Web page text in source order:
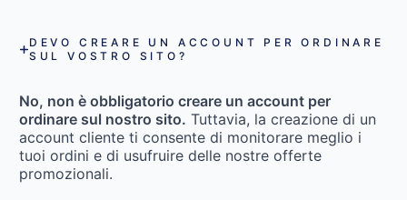
DEVO CREARE UN ACCOUNT PER ORDINARE
SUL VOSTRO SITO?
No, non è obbligatorio creare un account per
ordinare sul nostro sito. Tuttavia, la creazione di un
account cliente ti consente di monitorare meglio i
tuoi ordini e di usufruire delle nostre offerte
promozionali.